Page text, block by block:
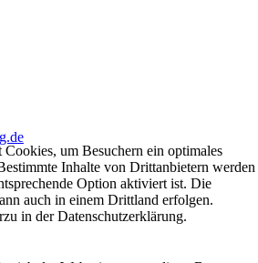
Cookies, um Besuchern ein optimales
Inhalte von Drittanbietern werden
Option aktiviert ist. Die
auch in einem Drittland erfolgen.
in der Datenschutzerklärung.